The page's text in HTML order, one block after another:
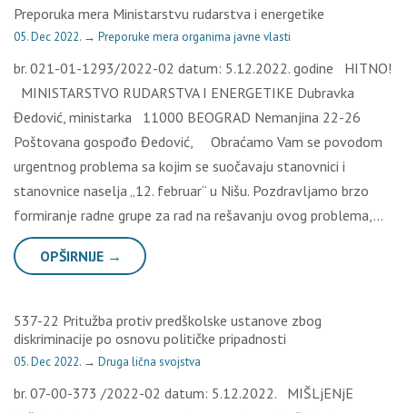
Preporuka mera Ministarstvu rudarstva i energetike
05. Dec 2022. → Preporuke mera organima javne vlasti
br. 021-01-1293/2022-02 datum: 5.12.2022. godine HITNO!
MINISTARSTVO RUDARSTVA I ENERGETIKE Dubravka
Đedović, ministarka 11000 BEOGRAD Nemanjina 22-26
Poštovana gospođo Đedović, Obraćamo Vam se povodom
urgentnog problema sa kojim se suočavaju stanovnici i
stanovnice naselja „12. februar“ u Nišu. Pozdravljamo brzo
formiranje radne grupe za rad na rešavanju ovog problema,…
OPŠIRNIJE →
537-22 Pritužba protiv predškolske ustanove zbog
diskriminacije po osnovu političke pripadnosti
05. Dec 2022. → Druga lična svojstva
br. 07-00-373 /2022-02 datum: 5.12.2022. MIŠLjENjE